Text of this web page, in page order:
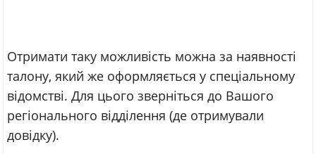
Отримати таку можливість можна за наявності
талону, який же оформляється у спеціальному
відомстві. Для цього зверніться до Вашого
регіонального відділення (де отримували
довідку).